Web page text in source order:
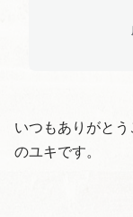
いつもありがと
のユキです。